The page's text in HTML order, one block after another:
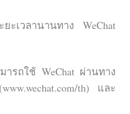
ะเวลานานทาง WeChat
รถใช้ WeChat ผ่านทาง
www.wechat.com/th) และ